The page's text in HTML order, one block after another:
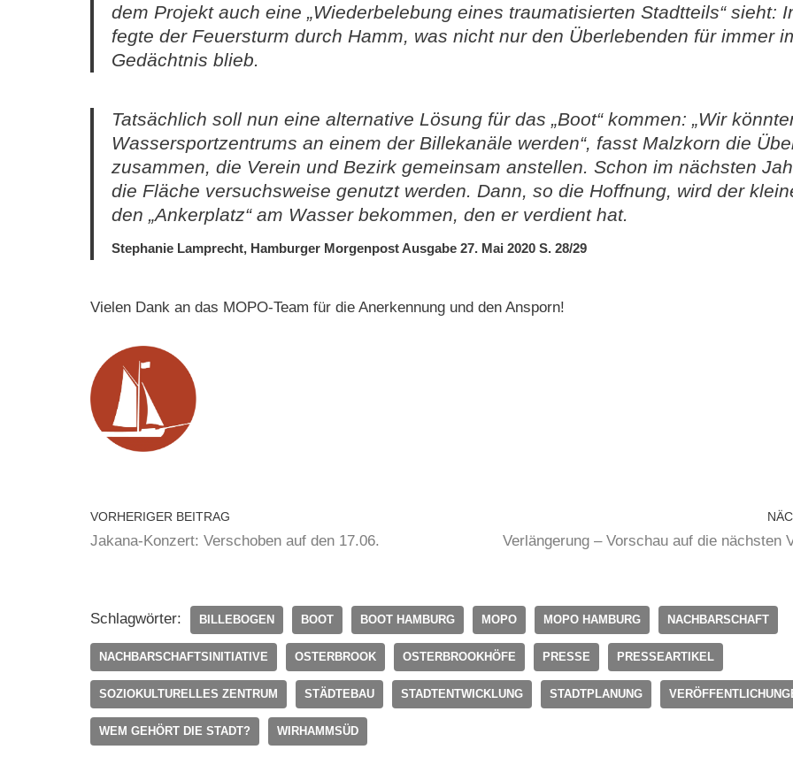
dem Projekt auch eine „Wiederbelebung eines traumatisierten Stadtteils“ sieht:
fegte der Feuersturm durch Hamm, was nicht nur den Überlebenden für immer
Gedächtnis blieb.
Tatsächlich soll nun eine alternative Lösung für das „Boot“ kommen: „Wir
Wassersportzentrums an einem der Billekanäle werden“, fasst Malzkorn die
zusammen, die Verein und Bezirk gemeinsam anstellen. Schon im nächsten
die Fläche versuchsweise genutzt werden. Dann, so die Hoffnung, wird der
den „Ankerplatz“ am Wasser bekommen, den er verdient hat.
Stephanie Lamprecht, Hamburger Morgenpost Ausgabe 27. Mai 2020 S. 28/29
Vielen Dank an das MOPO-Team für die Anerkennung und den Ansporn!
VORHERIGER BEITRAG
Jakana-Konzert: Verschoben auf den 17.06. Verlängerung – Vorschau auf die nächsten
Schlagwörter: BILLEBOGEN BOOT BOOT HAMBURG MOPO MOPO HAMBURG NACHBARSCHAFT
NACHBARSCHAFTSINITIATIVE OSTERBROOK OSTERBROOKHÖFE PRESSE PRESSEARTIKEL
SOZIOKULTURELLES ZENTRUM STÄDTEBAU STADTENTWICKLUNG STADTPLANUNG
WEM GEHÖRT DIE STADT? WIRHAMMSÜD